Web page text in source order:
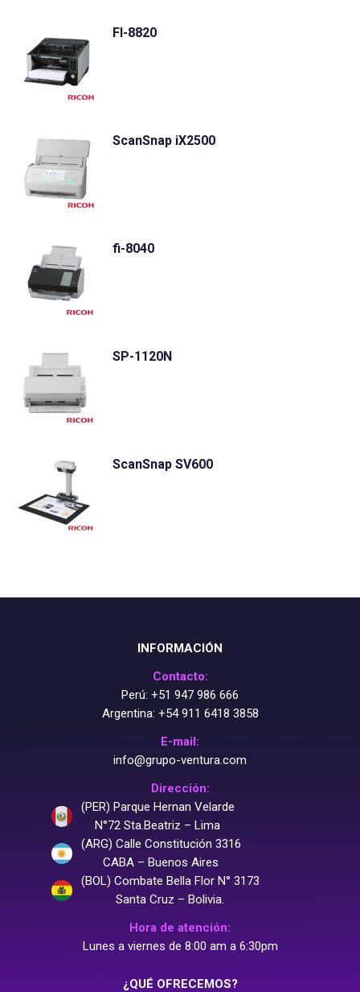
FI-8820
ScanSnap iX2500
fi-8040
SP-1120N
ScanSnap SV600
INFORMACIÓN
Contacto:
Perú: +51 947 986 666
Argentina: +54 911 6418 3858
E-mail:
info@grupo-ventura.com
Dirección:
(PER) Parque Hernan Velarde
N°72 Sta.Beatriz – Lima
(ARG) Calle Constitución 3316
CABA – Buenos Aires
(BOL) Combate Bella Flor N° 3173
Santa Cruz – Bolivia.
Hora de atención:
Lunes a viernes de 8:00 am a 6:30pm
¿QUÉ OFRECEMOS?